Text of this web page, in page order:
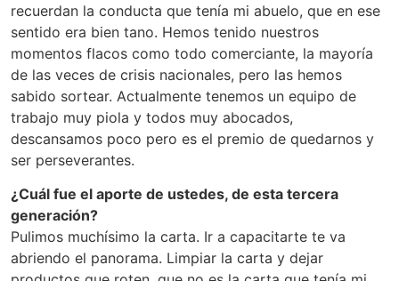
recuerdan la conducta que tenía mi abuelo, que en ese
sentido era bien tano. Hemos tenido nuestros
momentos flacos como todo comerciante, la mayoría
de las veces de crisis nacionales, pero las hemos
sabido sortear. Actualmente tenemos un equipo de
trabajo muy piola y todos muy abocados,
descansamos poco pero es el premio de quedarnos y
ser perseverantes.
¿Cuál fue el aporte de ustedes, de esta tercera
generación?
Pulimos muchísimo la carta. Ir a capacitarte te va
abriendo el panorama. Limpiar la carta y dejar